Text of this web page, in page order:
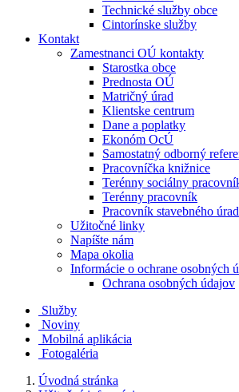
Technické služby obce
Cintorínske služby
Kontakt
Zamestnanci OÚ kontakty
Starostka obce
Prednosta OÚ
Matričný úrad
Klientske centrum
Dane a poplatky
Ekonóm OcÚ
Samostatný odborný
Pracovníčka knižnice
Terénny sociálny
Terénny pracovník
Pracovník stavebného
Užitočné linky
Napíšte nám
Mapa okolia
Informácie o ochrane osobných
Ochrana osobných údajov
Služby
Noviny
Mobilná aplikácia
Fotogaléria
Úvodná stránka